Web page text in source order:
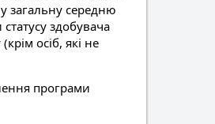
загальну середню
здобувача
осіб, які не
програми